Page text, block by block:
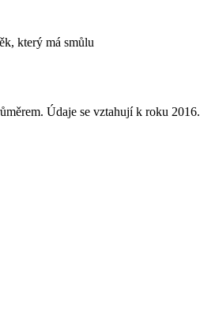
který má smůlu
Údaje se vztahují k roku 2016.